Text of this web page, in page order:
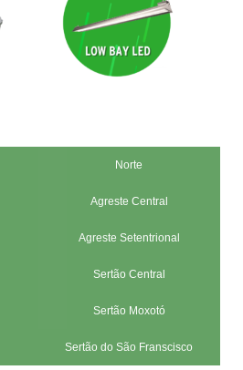
Norte
Agreste Central
Agreste Setentrional
Sertão Central
Sertão Moxotó
Sertão do São Franscisco